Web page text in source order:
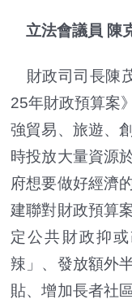
立法會議員 陳
財政司司長陳
25年財政預算案
強貿易、旅遊、
時投放大量資源
府想要做好經濟
建聯對財政預算
定公共財政抑
辣」、發放額外
貼、增加長者社